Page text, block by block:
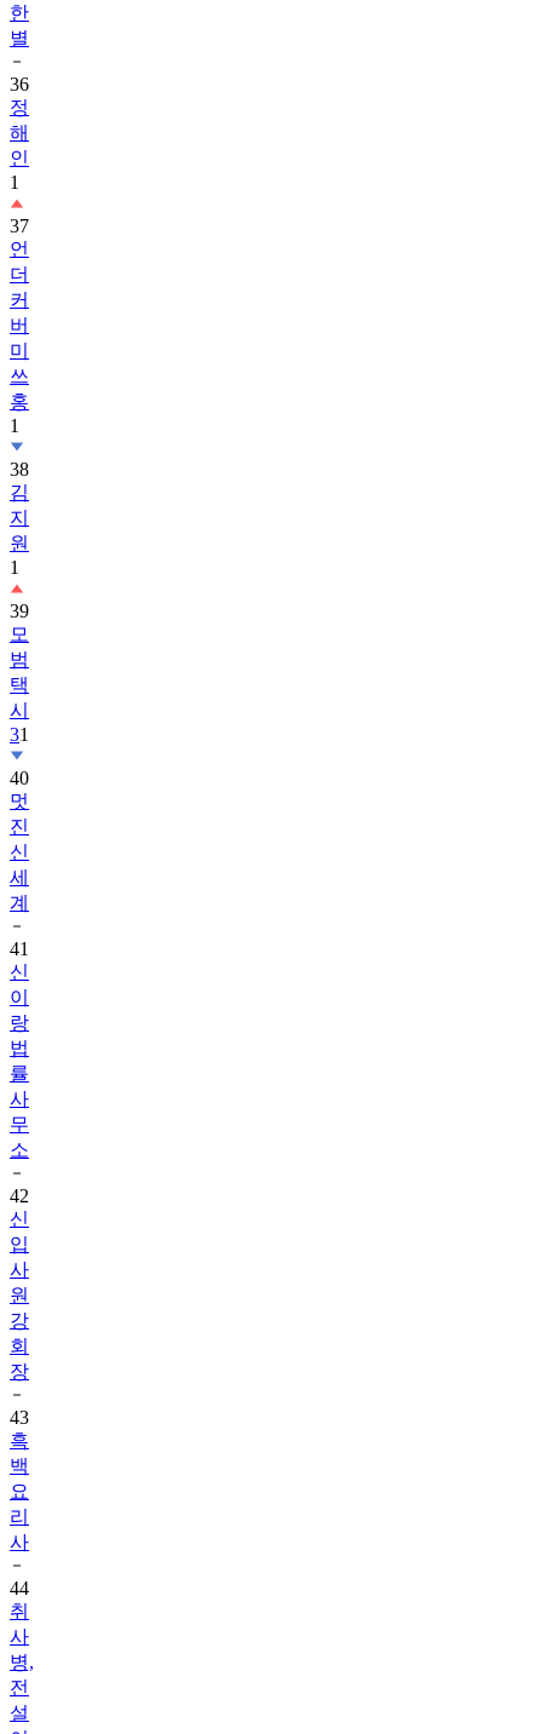
한
별
36
정
해
인
1
37
언
더
커
버
미
쓰
홍
1
38
김
지
원
1
39
모
범
택
시
31
40
멋
진
신
세
계
41
신
이
랑
법
률
사
무
소
42
신
입
사
원
강
회
장
43
흑
백
요
리
사
44
취
사
병,
전
설